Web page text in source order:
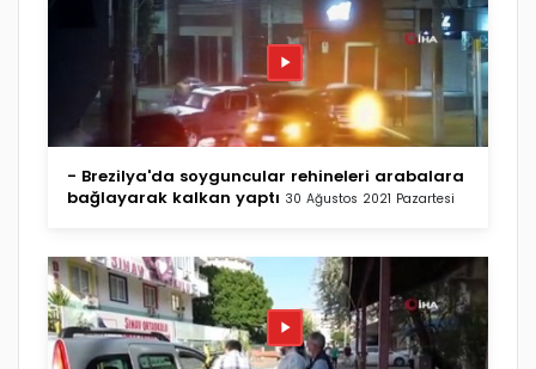
- Brezilya'da soyguncular rehineleri arabalara
bağlayarak kalkan yaptı 30 Ağustos 2021 Pazartesi